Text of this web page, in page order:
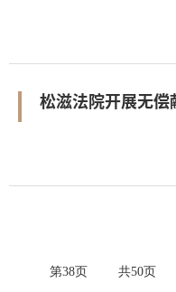
松滋法院开展无偿
第38页 共50页